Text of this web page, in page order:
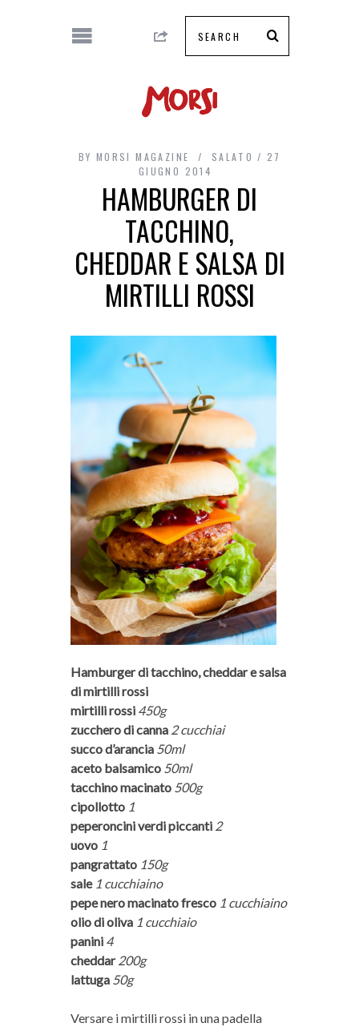
BY MORSI MAGAZINE SALATO
27
GIUGNO 2014
HAMBURGER DI
TACCHINO,
CHEDDAR E SALSA DI
MIRTILLI ROSSI
Hamburger di tacchino, cheddar e salsa
di mirtilli rossi
mirtilli rossi 450g
zucchero di canna 2 cucchiai
succo d’arancia 50ml
aceto balsamico 50ml
tacchino macinato 500g
cipollotto 1
peperoncini verdi piccanti 2
uovo 1
pangrattato 150g
sale 1 cucchiaino
pepe nero macinato fresco 1 cucchiaino
olio di oliva 1 cucchiaio
panini 4
cheddar 200g
lattuga 50g
Versare i mirtilli rossi in una padella